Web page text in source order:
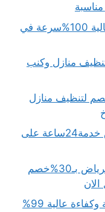
شركة تنظيف العليا الرياض جودة عالية 100%سرعة في
منازل وكنب
بالمزاحمية بـ 33% خصم لتنظيف منازل
كشف تسربات المياه جنوب الرياض خدمة24ساعة على
شركة كشف تسربات المياه غرب الرياض بـ30%خصم
شركة تنظيف بالدلم خدمات متكاملة وكفاءة عالية 99%